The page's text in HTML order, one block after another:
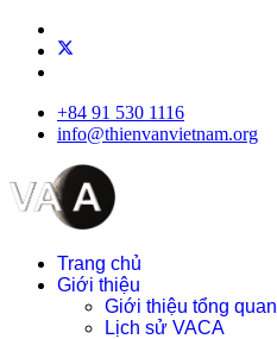
+84 91 530 1116
info@thienvanvietnam.org
Trang chủ
Giới thiệu
Giới thiệu tổng quan
Lịch sử VACA